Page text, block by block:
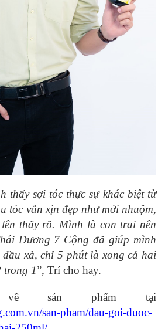
thấy sợi tóc thực sự khác biệt từ
tóc vẫn xịn đẹp như mới nhuộm,
thấy rõ. Mình là con trai nên
Dương 7 Cộng đã giúp mình
xả, chỉ 5 phút là xong cả hai
trong 1”, Trí cho hay.
sản phẩm tại
san-pham/dau-goi-duoc-